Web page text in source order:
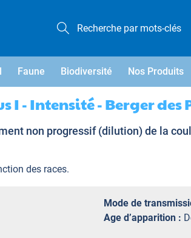
Faune Biodiversité Nos Produits
I - Intensité - Berger des
non progressif (dilution) de la
des races.
Mode de
Age d’apparition :